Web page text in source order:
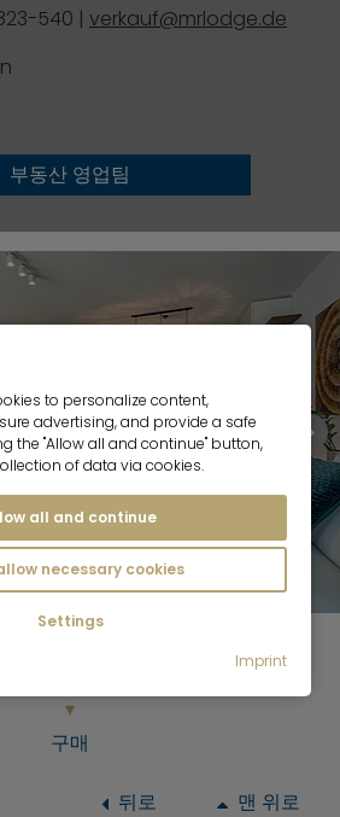
540 | verkauf@mrlodge.de
부동산 영업팀
현재 오퍼
| Search.Find.Life.
구매
뒤로 맨 위로
to personalize content,
advertising, and provide a safe
the "Allow all and continue" button,
of data via cookies.
all and continue
necessary cookies
Settings
Imprint